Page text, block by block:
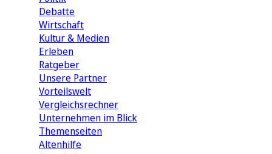
Debatte
Wirtschaft
Kultur & Medien
Erleben
Ratgeber
Unsere Partner
Vorteilswelt
Vergleichsrechner
Unternehmen im Blick
Themenseiten
Altenhilfe